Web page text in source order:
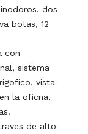
dos
botas, 12
con
sistema
vista
la oficna,
de alto